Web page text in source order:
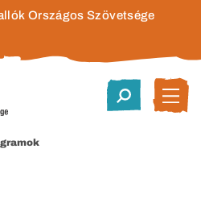
Országos Szövetsége